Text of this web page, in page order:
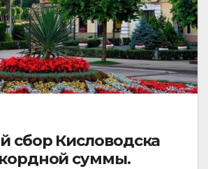
сбор Кисловодска
суммы.